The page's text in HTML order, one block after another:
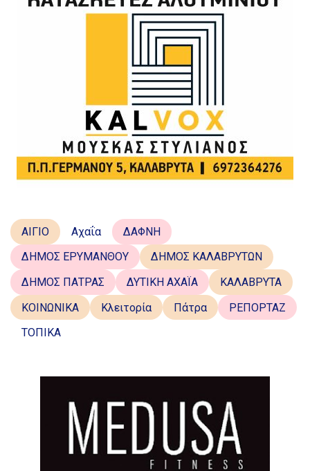
ΑΙΓΙΟ Αχαΐα
ΔΑΦΝΗ
ΔΗΜΟΣ ΕΡΥΜΑΝΘΟΥ
ΔΗΜΟΣ ΚΑΛΑΒΡΥΤΩΝ
ΔΗΜΟΣ ΠΑΤΡΑΣ
ΔΥΤΙΚΗ ΑΧΑΪΑ
ΚΑΛΑΒΡΥΤΑ
ΚΟΙΝΩΝΙΚΑ
Κλειτορία Πάτρα
ΡΕΠΟΡΤΑΖ
ΤΟΠΙΚΑ